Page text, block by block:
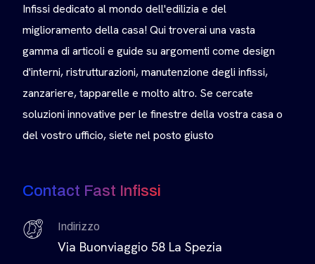
Infissi dedicato al mondo dell'edilizia e del
miglioramento della casa! Qui troverai una vasta
gamma di articoli e guide su argomenti come design
d'interni, ristrutturazioni, manutenzione degli infissi,
zanzariere, tapparelle e molto altro. Se cercate
soluzioni innovative per le finestre della vostra casa o
del vostro ufficio, siete nel posto giusto
Contact Fast Infissi
Indirizzo
Via Buonviaggio 58 La Spezia